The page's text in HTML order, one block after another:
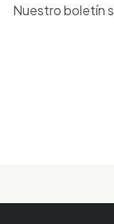
Nuestro boletín